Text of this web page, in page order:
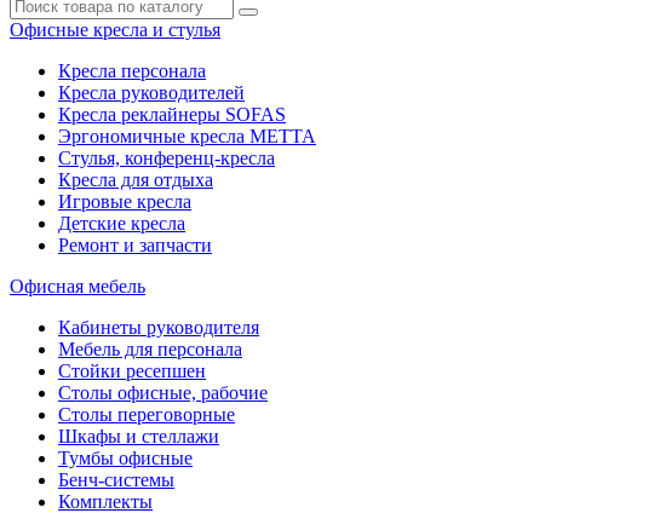
Офисные кресла и стулья
Кресла персонала
Кресла руководителей
Кресла реклайнеры SOFAS
Эргономичные кресла МЕТТА
Стулья, конференц-кресла
Кресла для отдыха
Игровые кресла
Детские кресла
Ремонт и запчасти
Офисная мебель
Кабинеты руководителя
Мебель для персонала
Стойки ресепшен
Столы офисные, рабочие
Столы переговорные
Шкафы и стеллажи
Тумбы офисные
Бенч-системы
Комплекты